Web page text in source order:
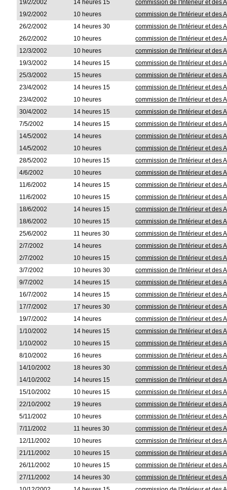
19/2/2002 14 heures 15
commission de l'Intérieur et des
19/2/2002
10 heures
commission de l'Intérieur et des
26/2/2002
14 heures 30
commission de l'Intérieur et des
26/2/2002
10 heures
commission de l'Intérieur et des
12/3/2002
10 heures
commission de l'Intérieur et des
19/3/2002
14 heures 15
commission de l'Intérieur et des
25/3/2002
15 heures
commission de l'Intérieur et des
23/4/2002
14 heures 15
commission de l'Intérieur et des
23/4/2002
10 heures
commission de l'Intérieur et des
30/4/2002
14 heures 15
commission de l'Intérieur et des
7/5/2002
14 heures 15
commission de l'Intérieur et des
14/5/2002
14 heures
commission de l'Intérieur et des
14/5/2002
10 heures
commission de l'Intérieur et des
28/5/2002
10 heures 15
commission de l'Intérieur et des
4/6/2002
10 heures
commission de l'Intérieur et des
11/6/2002
14 heures 15
commission de l'Intérieur et des
11/6/2002
10 heures 15
commission de l'Intérieur et des
18/6/2002
14 heures 15
commission de l'Intérieur et des
18/6/2002
10 heures 15
commission de l'Intérieur et des
25/6/2002
11 heures 30
commission de l'Intérieur et des
2/7/2002
14 heures
commission de l'Intérieur et des
2/7/2002
10 heures 15
commission de l'Intérieur et des
3/7/2002
10 heures 30
commission de l'Intérieur et des
9/7/2002
14 heures 15
commission de l'Intérieur et des
16/7/2002
14 heures 15
commission de l'Intérieur et des
17/7/2002
17 heures 30
commission de l'Intérieur et des
19/7/2002
14 heures
commission de l'Intérieur et des
1/10/2002
14 heures 15
commission de l'Intérieur et des
1/10/2002
10 heures 15
commission de l'Intérieur et des
8/10/2002
16 heures
commission de l'Intérieur et des
14/10/2002
18 heures 30
commission de l'Intérieur et des
14/10/2002
14 heures 15
commission de l'Intérieur et des
15/10/2002
10 heures 15
commission de l'Intérieur et des
22/10/2002
19 heures
commission de l'Intérieur et des
5/11/2002
10 heures
commission de l'Intérieur et des
7/11/2002
11 heures 30
commission de l'Intérieur et des
12/11/2002
10 heures
commission de l'Intérieur et des
21/11/2002
10 heures 15
commission de l'Intérieur et des
26/11/2002
10 heures 15
commission de l'Intérieur et des
27/11/2002
14 heures 30
commission de l'Intérieur et des